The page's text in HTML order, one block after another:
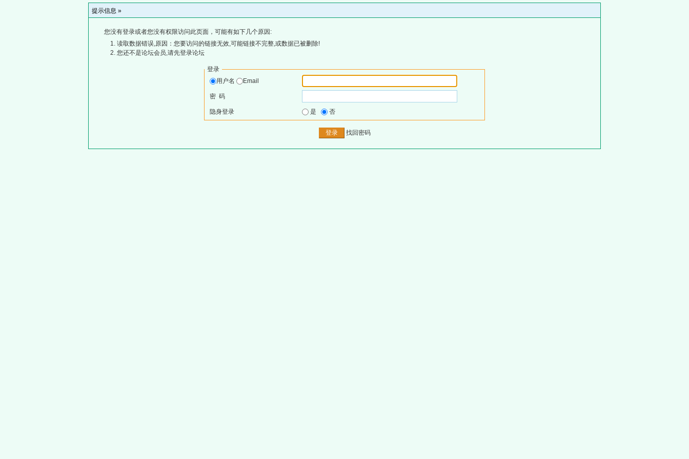
提示信息 »
您没有登录或者您没有权限访问此页面，可能有如下几个原因:
读取数据错误,原因：您要访问的链接无效,可能链接不完整,或数据已被删除!
您还不是论坛会员,请先登录论坛
登录
用户名
Email
密 码
隐身登录 是 否
找回密码